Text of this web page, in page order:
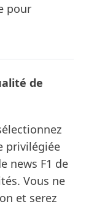
pour
de
privilégiée
news F1 de
Vous ne
et serez